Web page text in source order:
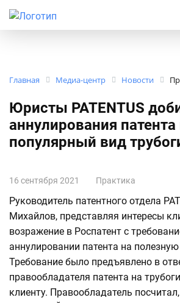
Главная Медиа-центр Новости
Юристы PATENTUS
аннулирования патента
популярный вид
16 сентября 2021 Практика
Руководитель патентного отдела
Михайлов, представляя интересы
возражение в Роспатент с
аннулировании патента на
Требование было предъявлено в
правообладателя патента на
клиенту. Правообладатель